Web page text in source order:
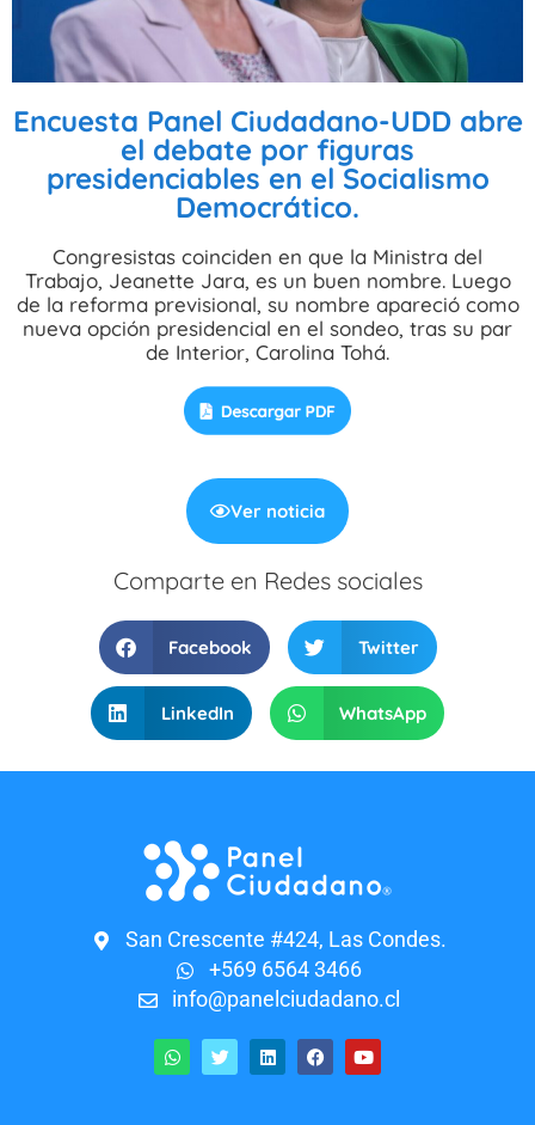
Encuesta Panel Ciudadano-UDD abre
el debate por figuras
presidenciables en el Socialismo
Democrático.
Congresistas coinciden en que la Ministra del
Trabajo, Jeanette Jara, es un buen nombre. Luego
de la reforma previsional, su nombre apareció como
nueva opción presidencial en el sondeo, tras su par
de Interior, Carolina Tohá.
Ver noticia
Comparte en Redes sociales
Facebook Twitter
LinkedIn WhatsApp
San Crescente #424, Las Condes.
+569 6564 3466
info@panelciudadano.cl